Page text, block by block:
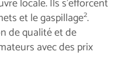
et le gaspillage2.
de qualité et de
avec des prix